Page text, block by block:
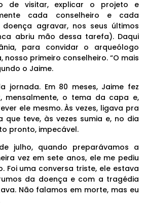
de visitar, explicar o projeto e
cada conselheiro e cada
agravar, nos seus últimos
abriu mão dessa tarefa). Daqui
para convidar o arqueólogo
nosso primeiro conselheiro. “O mais
o Jaime.
jornada. Em 80 meses, Jaime fez
mensalmente, o tema da capa e,
ele mesmo. Às vezes, ligava pra
teve, às vezes sumia e, no dia
pronto, impecável.
julho, quando preparávamos a
vez em sete anos, ele me pediu
Foi uma conversa triste, ele estava
da doença e com a tragédia
Não falamos em morte, mas eu